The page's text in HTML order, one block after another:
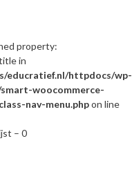
property:
in
educratief.nl/httpdocs/wp-
woocommerce-
nav-menu.phpon line
– 0